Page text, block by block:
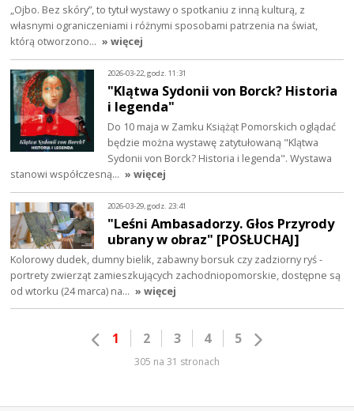
„Ojbo. Bez skóry”, to tytuł wystawy o spotkaniu z inną kulturą, z
własnymi ograniczeniami i różnymi sposobami patrzenia na świat,
którą otworzono… » więcej
2026-03-22, godz. 11:31
"Klątwa Sydonii von Borck? Historia
i legenda"
Do 10 maja w Zamku Książąt Pomorskich oglądać
będzie można wystawę zatytułowaną "Klątwa
Sydonii von Borck? Historia i legenda". Wystawa
stanowi współczesną… » więcej
2026-03-29, godz. 23:41
"Leśni Ambasadorzy. Głos Przyrody
ubrany w obraz" [POSŁUCHAJ]
Kolorowy dudek, dumny bielik, zabawny borsuk czy zadziorny ryś -
portrety zwierząt zamieszkujących zachodniopomorskie, dostępne są
od wtorku (24 marca) na… » więcej
1 2 3 4 5
305 na 31 stronach